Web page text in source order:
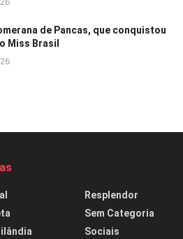
de Pancas, que conquistou
Miss Brasil
Resplendor
Sem Categoria
Sociais